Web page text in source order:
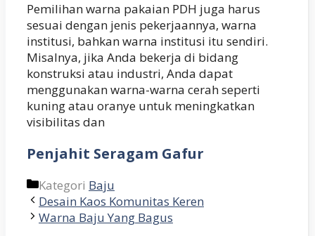
Pemilihan warna pakaian PDH juga harus
sesuai dengan jenis pekerjaannya, warna
institusi, bahkan warna institusi itu sendiri.
Misalnya, jika Anda bekerja di bidang
konstruksi atau industri, Anda dapat
menggunakan warna-warna cerah seperti
kuning atau oranye untuk meningkatkan
visibilitas dan
Penjahit Seragam Gafur
Kategori Baju
Desain Kaos Komunitas Keren
Warna Baju Yang Bagus